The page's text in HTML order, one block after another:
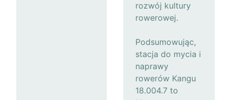
rozwój kultury
rowerowej.
Podsumowując,
stacja do mycia i
naprawy
rowerów Kangu
18.004.7 to